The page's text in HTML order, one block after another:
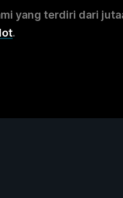
yang terdiri dari
.